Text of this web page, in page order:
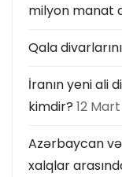
milyon manat
Qala
İranın yeni ali
kimdir? 12
Azərbaycan və
xalqlar